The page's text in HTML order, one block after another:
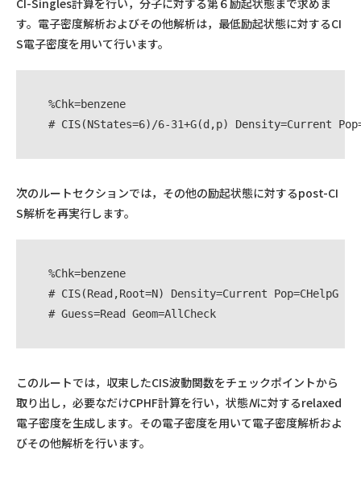
CI-Singles計算を行い，分子に対する第６励起状態まで求めま
す。電子密度解析およびその他解析は，最低励起状態に対するCI
S電子密度を用いて行います。
%Chk=benzene
# CIS(NStates=6)/6-31+G(d,p) Density=Current
次のルートセクションでは，その他の励起状態に対するpost-CI
S解析を再実行します。
%Chk=benzene
# CIS(Read,Root=N) Density=Current Pop=CHelpG
# Guess=Read Geom=AllCheck
このルートでは，収束したCIS波動関数をチェックポイントから
取り出し，必要なだけCPHF計算を行い，状態Nに対するrelaxed
電子密度を生成します。その電子密度を用いて電子密度解析およ
びその他解析を行います。